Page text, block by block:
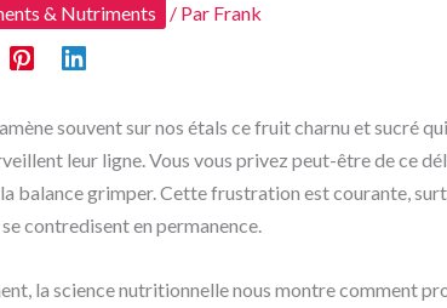
& Nutriments / Par Frank
souvent sur nos étals ce fruit charnu et sucré
leur ligne. Vous vous privez peut-être de ce
la balance grimper. Cette frustration est courante,
contredisent en permanence.
la science nutritionnelle nous montre comment